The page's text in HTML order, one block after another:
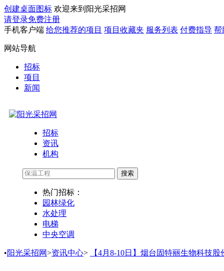
创建桌面图标 欢迎来到阳光采招网
请登录免费注册
手机客户端 给您推荐的项目 项目收藏夹 服务列表 付费指导 帮
网站导航
招标
项目
新闻
招标
资讯
机构
搜索
热门招标：
园林绿化
水处理
电梯
中央空调
•阳光采招网>资讯中心> 【4月8-10日】烟台固特丽生物科技